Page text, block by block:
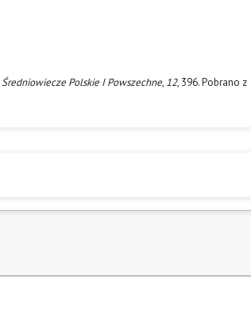
Średniowiecze Polskie I Powszechne, 12, 396. Pobrano z